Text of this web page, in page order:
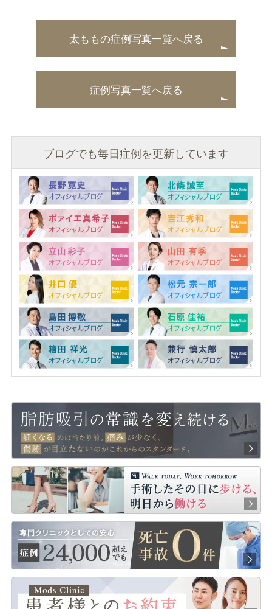
太ももの症例写真一覧へ戻る
症例写真一覧へ戻る
ブログでも毎日症例を更新しています